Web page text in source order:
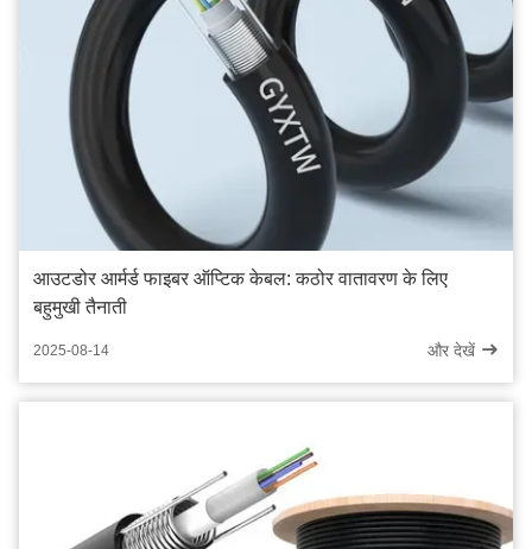
आउटडोर आर्मर्ड फाइबर ऑप्टिक केबल: कठोर वातावरण के लिए
बहुमुखी तैनाती
2025-08-14 और देखें